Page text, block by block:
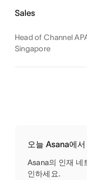
Sales
Head of Channel
Singapore
오늘 Asana에
Asana의 인재 네
인하세요.